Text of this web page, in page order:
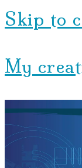
Skip to
My